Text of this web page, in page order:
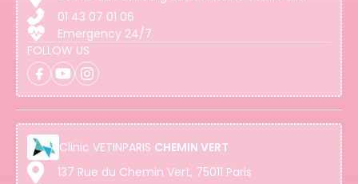
01 43 07 01 06
Emergency 24/7
FOLLOW US
Clinic VETINPARIS CHEMIN VERT
137 Rue du Chemin Vert, 75011 Paris